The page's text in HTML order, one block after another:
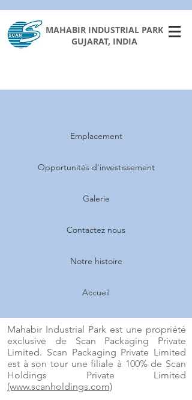
MAHABIR INDUSTRIAL PARK
GUJARAT, INDIA
Mahabir Industrial Park est une propriété
exclusive de Scan Packaging Private
Limited. Scan Packaging Private Limited
est à son tour une filiale à 100% de Scan
Holdings Private Limited
(www.scanholdings.com)
Emplacement
Opportunités d'investissement
Galerie
Contactez nous
Notre histoire
Accueil